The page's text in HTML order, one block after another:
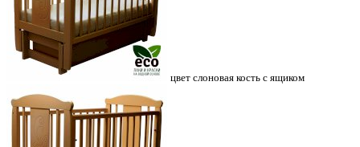
цвет слоновая кость с ящиком